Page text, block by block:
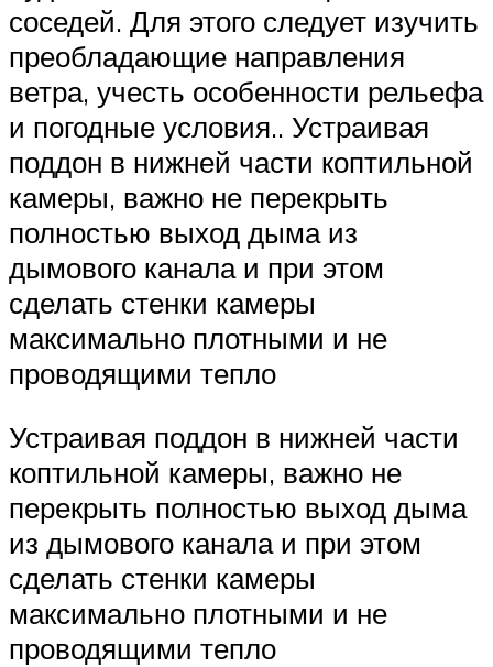
соседей. Для этого следует изучить
преобладающие направления
ветра, учесть особенности рельефа
и погодные условия.. Устраивая
поддон в нижней части коптильной
камеры, важно не перекрыть
полностью выход дыма из
дымового канала и при этом
сделать стенки камеры
максимально плотными и не
проводящими тепло
Устраивая поддон в нижней части
коптильной камеры, важно не
перекрыть полностью выход дыма
из дымового канала и при этом
сделать стенки камеры
максимально плотными и не
проводящими тепло